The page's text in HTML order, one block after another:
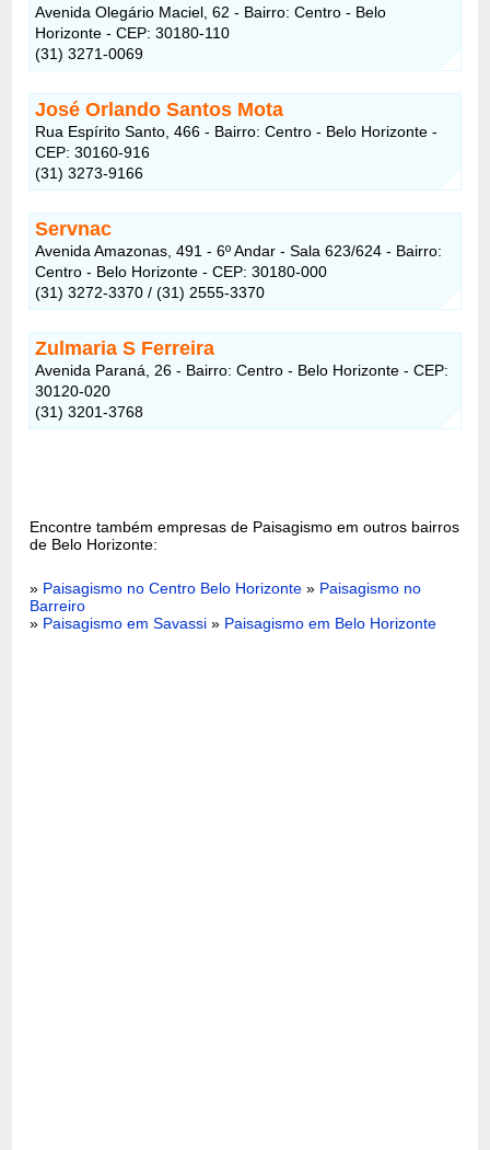
Avenida Olegário Maciel, 62 - Bairro: Centro - Belo
Horizonte - CEP: 30180-110
(31) 3271-0069
José Orlando Santos Mota
Rua Espírito Santo, 466 - Bairro: Centro - Belo Horizonte -
CEP: 30160-916
(31) 3273-9166
Servnac
Avenida Amazonas, 491 - 6º Andar - Sala 623/624 - Bairro:
Centro - Belo Horizonte - CEP: 30180-000
(31) 3272-3370 / (31) 2555-3370
Zulmaria S Ferreira
Avenida Paraná, 26 - Bairro: Centro - Belo Horizonte - CEP:
30120-020
(31) 3201-3768
Encontre também empresas de Paisagismo em outros bairros
de Belo Horizonte:
» Paisagismo no Centro Belo Horizonte » Paisagismo no
Barreiro
» Paisagismo em Savassi » Paisagismo em Belo Horizonte